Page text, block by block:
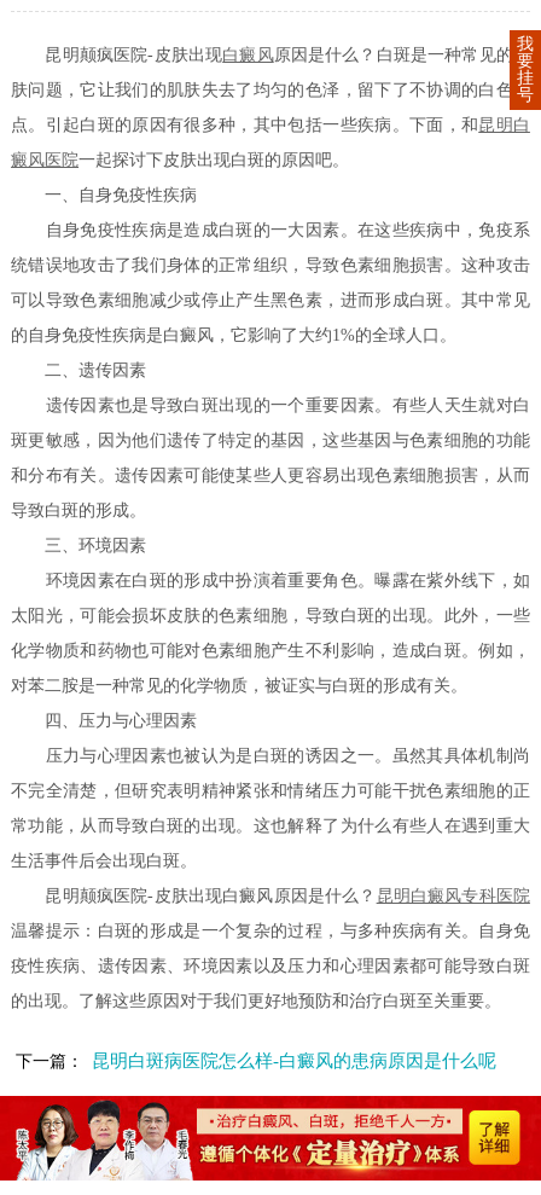
昆明颠疯医院-皮肤出现白癜风原因是什么？白斑是一种常见的皮
肤问题，它让我们的肌肤失去了均匀的色泽，留下了不协调的白色斑
点。引起白斑的原因有很多种，其中包括一些疾病。下面，和 昆明白
癜风医院一起探讨下皮肤出现白斑的原因吧。
一、自身免疫性疾病
自身免疫性疾病是造成白斑的一大因素。在这些疾病中，免疫系
统错误地攻击了我们身体的正常组织，导致色素细胞损害。这种攻击
可以导致色素细胞减少或停止产生黑色素，进而形成白斑。其中常见
的自身免疫性疾病是白癜风，它影响了大约1%的全球人口。
二、遗传因素
遗传因素也是导致白斑出现的一个重要因素。有些人天生就对白
斑更敏感，因为他们遗传了特定的基因，这些基因与色素细胞的功能
和分布有关。遗传因素可能使某些人更容易出现色素细胞损害，从而
导致白斑的形成。
三、环境因素
环境因素在白斑的形成中扮演着重要角色。曝露在紫外线下，如
太阳光，可能会损坏皮肤的色素细胞，导致白斑的出现。此外，一些
化学物质和药物也可能对色素细胞产生不利影响，造成白斑。例如，
对苯二胺是一种常见的化学物质，被证实与白斑的形成有关。
四、压力与心理因素
压力与心理因素也被认为是白斑的诱因之一。虽然其具体机制尚
不完全清楚，但研究表明精神紧张和情绪压力可能干扰色素细胞的正
常功能，从而导致白斑的出现。这也解释了为什么有些人在遇到重大
生活事件后会出现白斑。
昆明颠疯医院-皮肤出现白癜风原因是什么？ 昆明白癜风专科医院
温馨提示：白斑的形成是一个复杂的过程，与多种疾病有关。自身免
疫性疾病、遗传因素、环境因素以及压力和心理因素都可能导致白斑
的出现。了解这些原因对于我们更好地预防和治疗白斑至关重要。
下一篇： 昆明白斑病医院怎么样-白癜风的患病原因是什么呢
我
要
挂
号